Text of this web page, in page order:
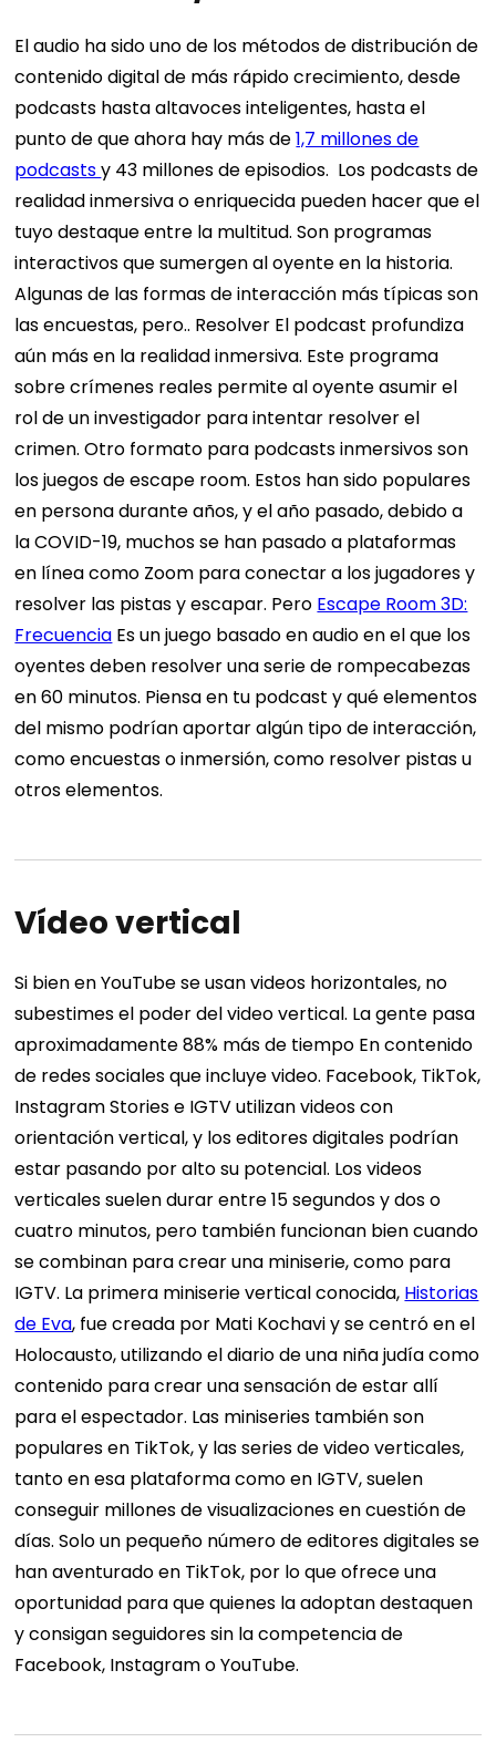
El audio ha sido uno de los métodos de distribución de
contenido digital de más rápido crecimiento, desde
podcasts hasta altavoces inteligentes, hasta el
punto de que ahora hay más de1,7 millones de
podcastsy 43 millones de episodios. Los podcasts de
realidad inmersiva o enriquecida pueden hacer que el
tuyo destaque entre la multitud. Son programas
interactivos que sumergen al oyente en la historia.
Algunas de las formas de interacción más típicas son
las encuestas, pero.. Resolver El podcast profundiza
aún más en la realidad inmersiva. Este programa
sobre crímenes reales permite al oyente asumir el
rol de un investigador para intentar resolver el
crimen. Otro formato para podcasts inmersivos son
los juegos de escape room. Estos han sido populares
en persona durante años, y el año pasado, debido a
la COVID-19, muchos se han pasado a plataformas
en línea como Zoom para conectar a los jugadores y
resolver las pistas y escapar. Pero Escape Room 3D:
Frecuencia Es un juego basado en audio en el que los
oyentes deben resolver una serie de rompecabezas
en 60 minutos. Piensa en tu podcast y qué elementos
del mismo podrían aportar algún tipo de interacción,
como encuestas o inmersión, como resolver pistas u
otros elementos.
Vídeo vertical
Si bien en YouTube se usan videos horizontales, no
subestimes el poder del video vertical. La gente pasa
aproximadamente88% más de tiempo En contenido
de redes sociales que incluye video. Facebook, TikTok,
Instagram Stories e IGTV utilizan videos con
orientación vertical, y los editores digitales podrían
estar pasando por alto su potencial. Los videos
verticales suelen durar entre 15 segundos y dos o
cuatro minutos, pero también funcionan bien cuando
se combinan para crear una miniserie, como para
IGTV. La primera miniserie vertical conocida, Historias
de Eva, fue creada por Mati Kochavi y se centró en el
Holocausto, utilizando el diario de una niña judía como
contenido para crear una sensación de estar allí
para el espectador. Las miniseries también son
populares en TikTok, y las series de video verticales,
tanto en esa plataforma como en IGTV, suelen
conseguir millones de visualizaciones en cuestión de
días. Solo un pequeño número de editores digitales se
han aventurado en TikTok, por lo que ofrece una
oportunidad para que quienes la adoptan destaquen
y consigan seguidores sin la competencia de
Facebook, Instagram o YouTube.